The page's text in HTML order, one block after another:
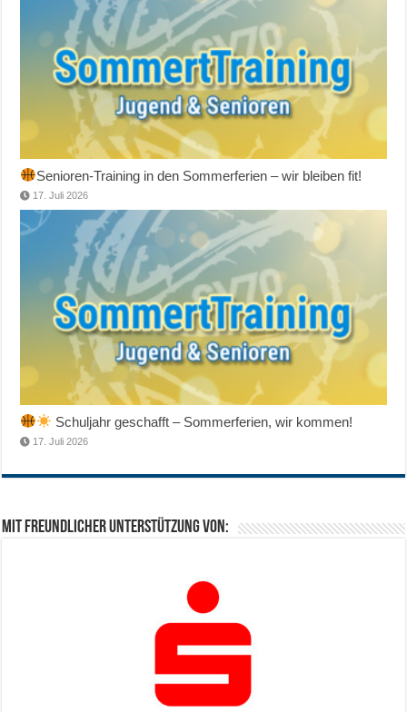
Senioren-Training in den Sommerferien – wir bleiben fit!
17. Juli 2026
Schuljahr geschafft – Sommerferien, wir kommen!
17. Juli 2026
Mit freundlicher Unterstützung von: